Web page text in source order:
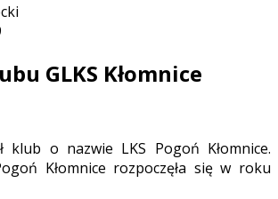
GLKS Kłomnice
klub o nazwie LKS Pogoń Kłomnice.
Kłomnice rozpoczęła się w roku